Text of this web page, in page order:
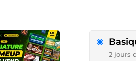
2 jours